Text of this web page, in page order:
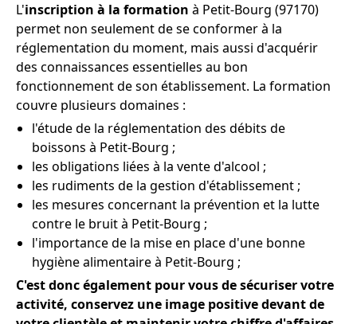
L'inscription à la formation à Petit-Bourg (97170)
permet non seulement de se conformer à la
réglementation du moment, mais aussi d'acquérir
des connaissances essentielles au bon
fonctionnement de son établissement. La formation
couvre plusieurs domaines :
l'étude de la réglementation des débits de
boissons à Petit-Bourg ;
les obligations liées à la vente d'alcool ;
les rudiments de la gestion d'établissement ;
les mesures concernant la prévention et la lutte
contre le bruit à Petit-Bourg ;
l'importance de la mise en place d'une bonne
hygiène alimentaire à Petit-Bourg ;
C'est donc également pour vous de sécuriser votre
activité, conservez une image positive devant de